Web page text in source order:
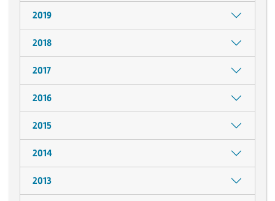
2019
2018
2017
2016
2015
2014
2013